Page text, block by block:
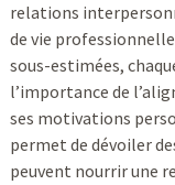
relations
de vie
sous-estimées,
l’importance de
ses motivations
permet de dévoiler
peuvent nourrir une